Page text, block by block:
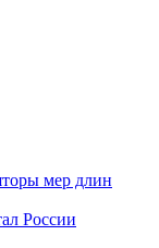
мер длин
России